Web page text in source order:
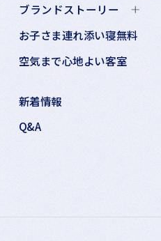
ブランドストーリー
お子さま連れ添い寝無料
空気まで心地よい客室
新着情報
Q&A